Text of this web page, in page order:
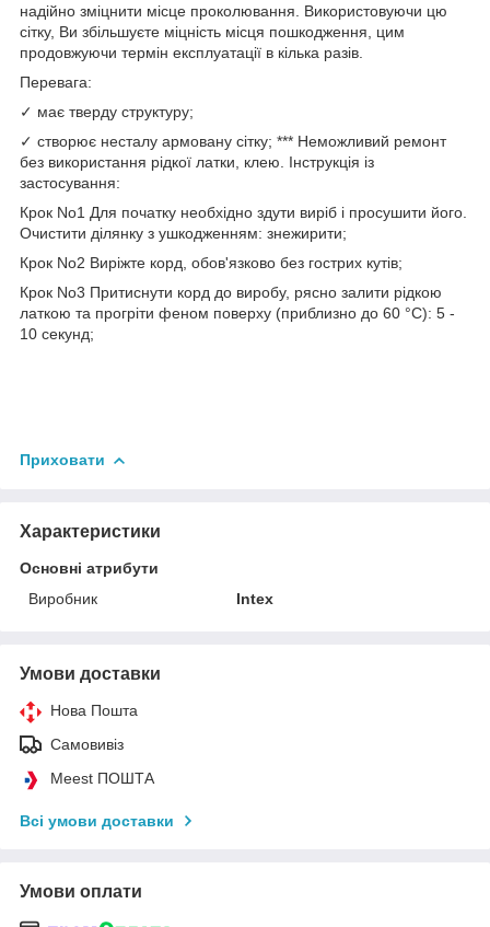
надійно зміцнити місце проколювання. Використовуючи цю
сітку, Ви збільшуєте міцність місця пошкодження, цим
продовжуючи термін експлуатації в кілька разів.
Перевага:
✓ має тверду структуру;
✓ створює несталу армовану сітку; *** Неможливий ремонт
без використання рідкої латки, клею. Інструкція із
застосування:
Крок No1 Для початку необхідно здути виріб і просушити його.
Очистити ділянку з ушкодженням: знежирити;
Крок No2 Виріжте корд, обов'язково без гострих кутів;
Крок No3 Притиснути корд до виробу, рясно залити рідкою
латкою та прогріти феном поверху (приблизно до 60 °C): 5 -
10 секунд;
Приховати
Характеристики
Основні атрибути
Виробник
Intex
Умови доставки
Нова Пошта
Самовивіз
Meest ПОШТА
Всі умови доставки
Умови оплати